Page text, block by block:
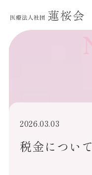
2026.03.03
税金について